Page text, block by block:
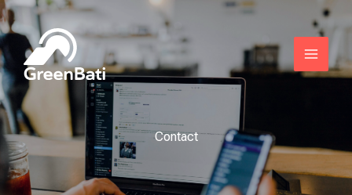
Aller
au
contenu
Contact